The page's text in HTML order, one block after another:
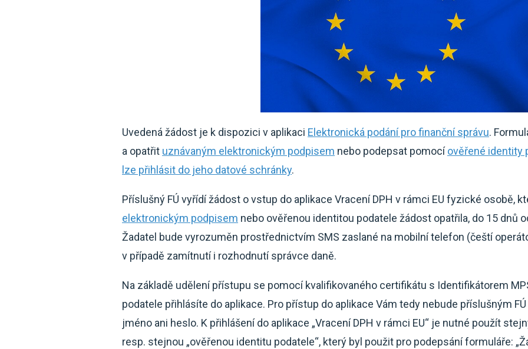
Uvedená žádost je k dispozici v aplikaci Elektronická podání pro finanční správu.
a opatřit uznávaným elektronickým podpisem nebo podepsat pomocíověřené identity
lze přihlásit do jeho datové schránky.
Příslušný FÚ vyřídí žádost o vstup do aplikace Vracení DPH v rámci EU fyzické osobě,
elektronickým podpisem nebo ověřenou identitou podatele žádost opatřila, do 15 dnů
Žadatel bude vyrozuměn prostřednictvím SMS zaslané na mobilní telefon (čeští
v případě zamítnutí i rozhodnutí správce daně.
Na základě udělení přístupu se pomocí kvalifikovaného certifikátu s Identifikátorem
podatele přihlásíte do aplikace. Pro přístup do aplikace Vám tedy nebude příslušným
jméno ani heslo. K přihlášení do aplikace „Vracení DPH v rámci EU“ je nutné použít
resp. stejnou „ověřenou identitu podatele“, který byl použit pro podepsání formuláře: